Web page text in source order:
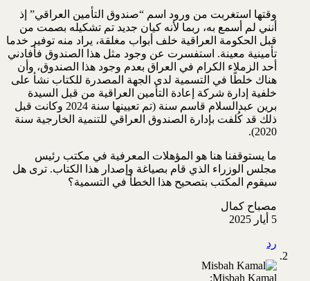
وقتها استغربت من ورود اسم “صندوق التأمين العراقي” إذ
أنني لم أسمع به، ربما لأنه كيان جديد تم تشكيله بصمت من
قبل الحكومة العراقية خلف أبواب مغلقة، يراد منه توفير خدما
تأمينية معينة. استفسرت عن وجود مثل هذا الصندوق فأفادني
أحد الزملاء الكرام في العراق بعدم وجود هذا الصندوق، وأن
هناك خلطًا في التسمية لدى الجهة المصدرة للكتاب نشأ على
خلفية إدارة شركة إعادة التأمين العراقية من قبل السيدة
برين عبدالسلام قاسم سنة (تم تعيينها سنة 2024 وكانت قبل
ذلك قد كُلفت بإدارة الصندوق العراقي للتنمية الخارجية سنة
2020).
ما يستوقفنا هنا هو المؤهلات المعرفية في مكتب رئيس
مجلس الوزراء الذي قام بصياغة وإصدار هذا الكتاب. ترى هل
سيقوم المكتب بتصحيح هذا الخطأ في التسمية؟
مصباح كمال
5 أيار 2025
رد
Misbah Kamal: